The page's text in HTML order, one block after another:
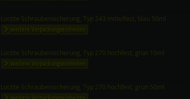
Loctite Schraubensicherung, Typ 243 mittelfest, blau 50ml
weitere Verpackungseinheiten
Loctite Schraubensicherung, Typ 270 hochfest, grün 10ml
weitere Verpackungseinheiten
Loctite Schraubensicherung, Typ 270 hochfest, grün 50ml